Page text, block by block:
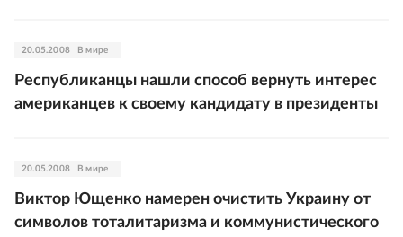
20.05.2008 В мире
Республиканцы нашли способ вернуть интерес
американцев к своему кандидату в президенты
20.05.2008 В мире
Виктор Ющенко намерен очистить Украину от
символов тоталитаризма и коммунистического